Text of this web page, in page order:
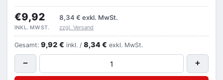
€9,92 8,34 € exkl. MwSt.
INKL. MWST. zzgl. Versand
Gesamt: 9,92 € inkl. / 8,34 € exkl. MwSt.
− +